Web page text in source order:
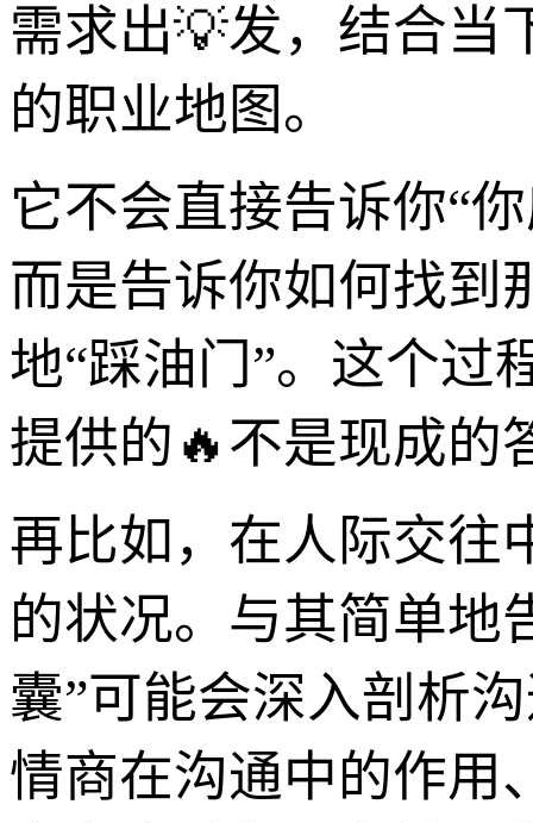
需求出💡发，结合当
的职业地图。
它不会直接告诉你“
而是告诉你如何找到
地“踩油门”。这个过
提供的🔥不是现成的
再比如，在人际交往
的状况。与其简单地
囊”可能会深入剖析
情商在沟通中的作用